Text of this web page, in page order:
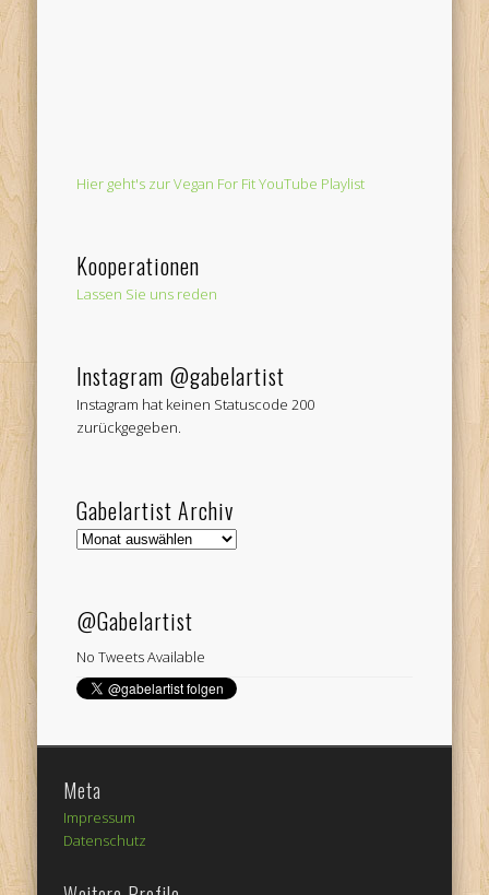
Hier geht's zur Vegan For Fit YouTube Playlist
Kooperationen
Lassen Sie uns reden
Instagram @gabelartist
Instagram hat keinen Statuscode 200
zurückgegeben.
Gabelartist Archiv
Gabelartist
@Gabelartist
No Tweets Available
Meta
Impressum
Datenschutz